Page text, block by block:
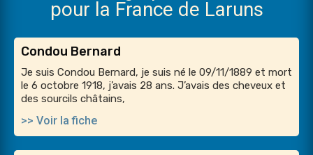
pour la France de Laruns
Condou Bernard
Je suis Condou Bernard, je suis né le 09/11/1889 et mort
le 6 octobre 1918, j’avais 28 ans. J’avais des cheveux et
des sourcils châtains,
>> Voir la fiche